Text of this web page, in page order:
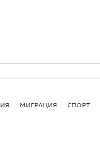
МИГРАЦИЯ СПОРТ